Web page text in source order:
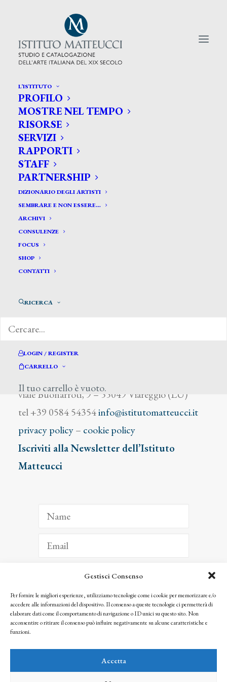
Gestisci Consenso
Per fornire le migliori esperienze, utilizziamo tecnologie come i cookie per memorizzare e/o
accedere alle informazioni del dispositivo. Il consenso a queste tecnologie ci permetterà di
elaborare dati come il comportamento di navigazione o ID unici su questo sito. Non
acconsentire o ritirare il consenso può influire negativamente su alcune caratteristiche e
funzioni.
Accetta
L’ISTITUTO
PROFILO
MOSTRE NEL TEMPO
RISORSE
SERVIZI
RAPPORTI
STAFF
PARTNERSHIP
DIZIONARIO DEGLI ARTISTI
SEMBRARE E NON ESSERE…
ARCHIVI
CONSULENZE
FOCUS
SHOP
CONTATTI
RICERCA
LOGIN / REGISTER
CARRELLO
Il tuo carrello è vuoto.
CERCA TRA GLI ARTISTI:
Search
for:
Von Angeli Heinrich
viale Buonarroti, 9 – 55049 Viareggio (LU)
tel +39 0584 54354info@istitutomatteucci.it
privacy policy– cookie policy
Iscriviti alla Newsletter dell’Istituto
Matteucci
ISCRIVITI
Facendo clic per iscriverti, riconosci che le tue informazioni saranno trattate
seguendo la nostra Privacy Policy
© 2025 Istituto Matteucci. All right reserved
l’autorizzazione scritta dei proprietari dei diritti e dell’Istituto Matteucci